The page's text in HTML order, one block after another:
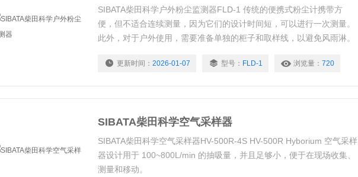
SIBATA柴田科学户外粉尘监测器FLD-1 传统的便携式粉尘计携带方
便，但不适合连续测量，因为它们的设计时间短，可以进行一次测量。
此外，对于户外使用，需要准备单独的柜子和取样线，以避免风雨淋。
更新时间： 2026-01-07 型号： FLD-1 浏览量： 720
SIBATA柴田科学空气采样器
SIBATA柴田科学空气采样器HV-500R-4S HV-500R Hyborium 空气采样
器设计用于 100~800L/min 的抽吸量，并且足够小，便于在现场收集、
测量和移动。